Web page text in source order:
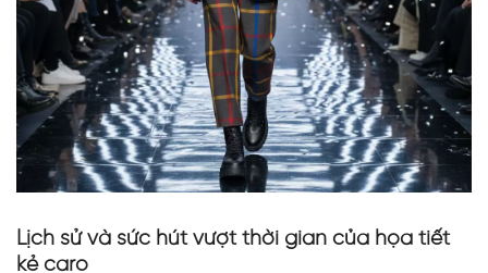
Lịch sử và sức hút vượt thời gian của họa tiết
kẻ caro